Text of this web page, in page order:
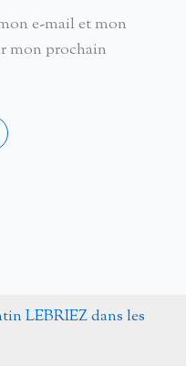
e-mail et mon
mon prochain
LEBRIEZ dans les